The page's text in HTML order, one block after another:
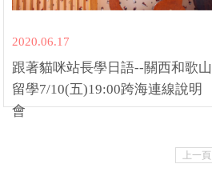
2020.06.17
跟著貓咪站長學日語--關西和歌山
留學7/10(五)19:00跨海連線說明
會